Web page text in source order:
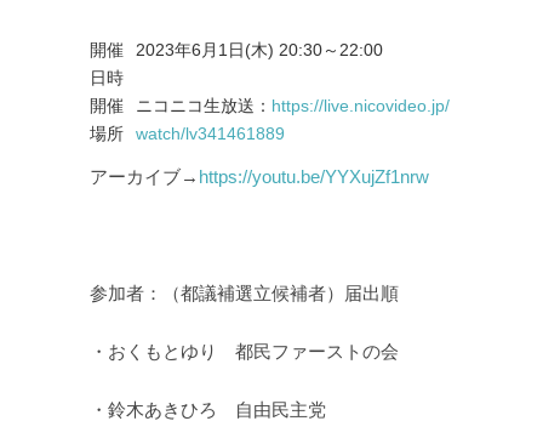
開催
日時
2023年6⽉1⽇(⽊) 20:30～22:00
開催
場所
ニコニコ生放送： https://live.nicovideo.jp/
watch/lv341461889
アーカイブ→ https://youtu.be/YYXujZf1nrw
参加者：（都議補選立候補者）届出順
・おくもとゆり 都民ファーストの会
・鈴木あきひろ 自由民主党